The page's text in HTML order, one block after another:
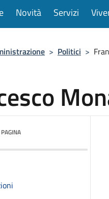
Novità Servizi
> Politici >